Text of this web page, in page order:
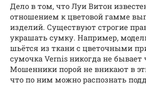
Дело в том, что Луи Витон
отношением к цветовой гамме
изделий. Существуют строгие
украшать сумку. Например,
шьётся из ткани с цветочными
сумочка Vernis никогда не бывает
Мошенники порой не вникают в
что по ним можно распознать